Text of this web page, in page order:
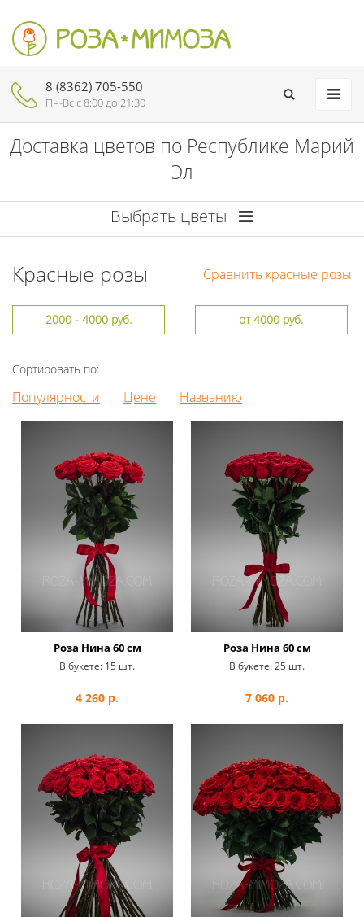
8 (8362) 705-550
Пн-Вc с 8:00 до 21:30
Доставка цветов по Республике Марий
Эл
Выбрать цветы
Красные розы Сравнить красные розы
2000 - 4000 руб. от 4000 руб.
Сортировать по:
Популярности Цене Названию
Роза Нина 60 см
В букете: 15 шт.
4 260 р.
Роза Нина 60 см
В букете:25 шт.
7 060 р.